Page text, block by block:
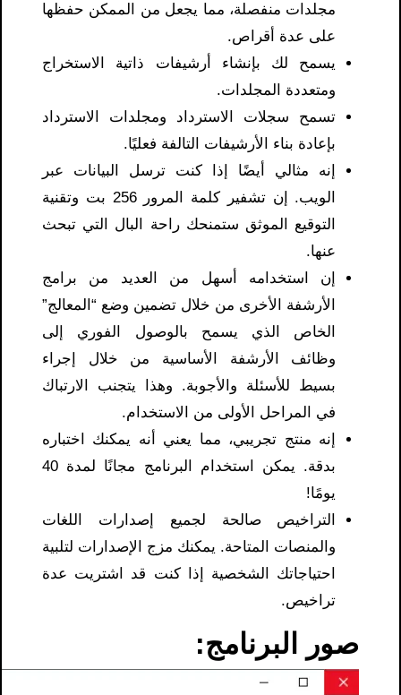
مجلدات منفصلة، ​​مما يجعل من الممكن حفظها
على عدة أقراص.
يسمح لك بإنشاء أرشيفات ذاتية الاستخراج
ومتعددة المجلدات.
تسمح سجلات الاسترداد ومجلدات الاسترداد
بإعادة بناء الأرشيفات التالفة فعليًا.
إنه مثالي أيضًا إذا كنت ترسل البيانات عبر
الويب. إن تشفير كلمة المرور 256 بت وتقنية
التوقيع الموثق ستمنحك راحة البال التي تبحث
عنها.
إن استخدامه أسهل من العديد من برامج
الأرشفة الأخرى من خلال تضمين وضع “المعالج”
الخاص الذي يسمح بالوصول الفوري إلى
وظائف الأرشفة الأساسية من خلال إجراء
بسيط للأسئلة والأجوبة. وهذا يتجنب الارتباك
في المراحل الأولى من الاستخدام.
إنه منتج تجريبي، مما يعني أنه يمكنك اختباره
بدقة. يمكن استخدام البرنامج مجانًا لمدة 40
يومًا!
التراخيص صالحة لجميع إصدارات اللغات
والمنصات المتاحة. يمكنك مزج الإصدارات لتلبية
احتياجاتك الشخصية إذا كنت قد اشتريت عدة
تراخيص.
صور البرنامج: